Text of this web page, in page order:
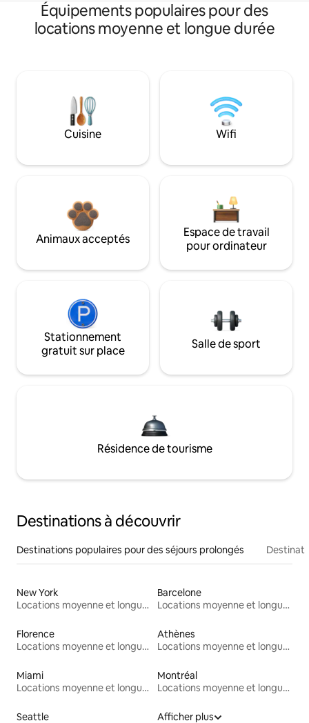
Équipements populaires pour des
locations moyenne et longue durée
Cuisine Wifi
Animaux acceptés
Espace de travail
pour ordinateur
Stationnement
gratuit sur place
Salle de sport
Résidence de tourisme
Destinations à découvrir
Destinations populaires pour des séjours prolongés
New York
Locations moyenne et longue durée
Barcelone
Locations moyenne et longue durée
Florence
Locations moyenne et longue durée
Athènes
Locations moyenne et longue durée
Miami
Locations moyenne et longue durée
Montréal
Locations moyenne et longue durée
Seattle Afficher plus